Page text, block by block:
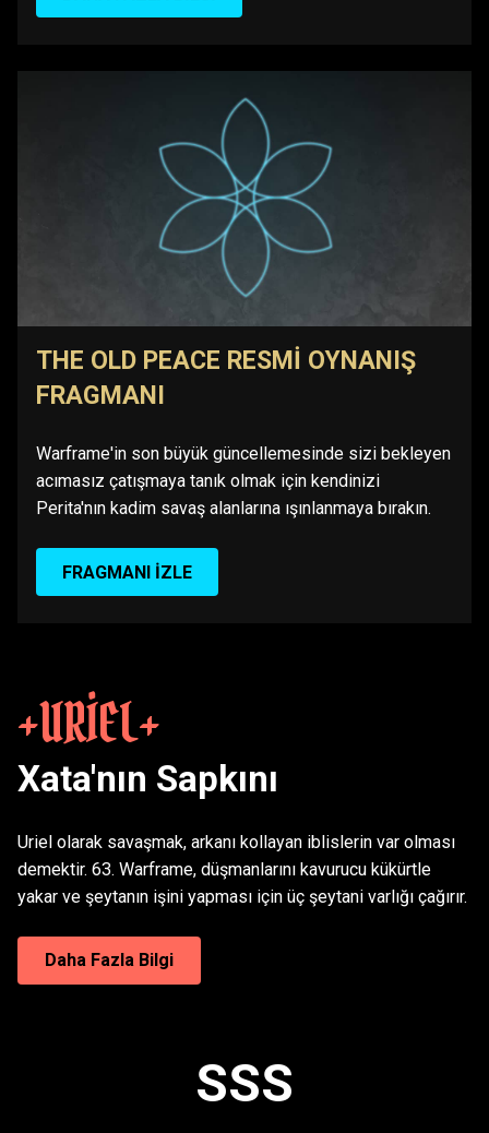
THE OLD PEACE RESMI OYNANIŞ
FRAGMANI
Warframe'in son büyük güncellemesinde sizi bekleyen
acımasız çatışmaya tanık olmak için kendinizi
Perita'nın kadim savaş alanlarına ışınlanmaya bırakın.
FRAGMANI İZLE
URIEL
Xata'nın Sapkını
Uriel olarak savaşmak, arkanı kollayan iblislerin var olması
demektir. 63. Warframe, düşmanlarını kavurucu kükürtle
yakar ve şeytanın işini yapması için üç şeytani varlığı çağırır.
Daha Fazla Bilgi
SSS
Gemini Skin'leri, Warframe'inizin Protoframe
versiyonuna dönüşmenizi sağlayan Warframe'ler için